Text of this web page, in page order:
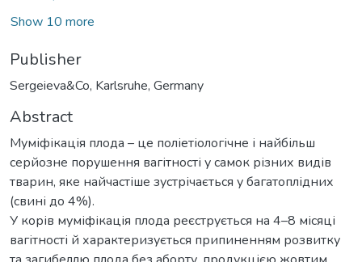
Show 10 more
Publisher
Sergeieva&Co, Karlsruhe, Germany
Abstract
Муміфікація плода – це поліетіологічне і найбільш
серйозне порушення вагітності у самок різних видів
тварин, яке найчастіше зустрічається у багатоплідних
(свині до 4%).
У корів муміфікація плода реєструється на 4–8 місяці
вагітності й характеризується припиненням розвитку